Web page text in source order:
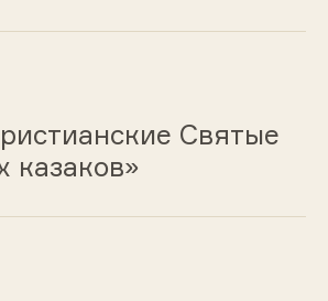
Святые
казаков»